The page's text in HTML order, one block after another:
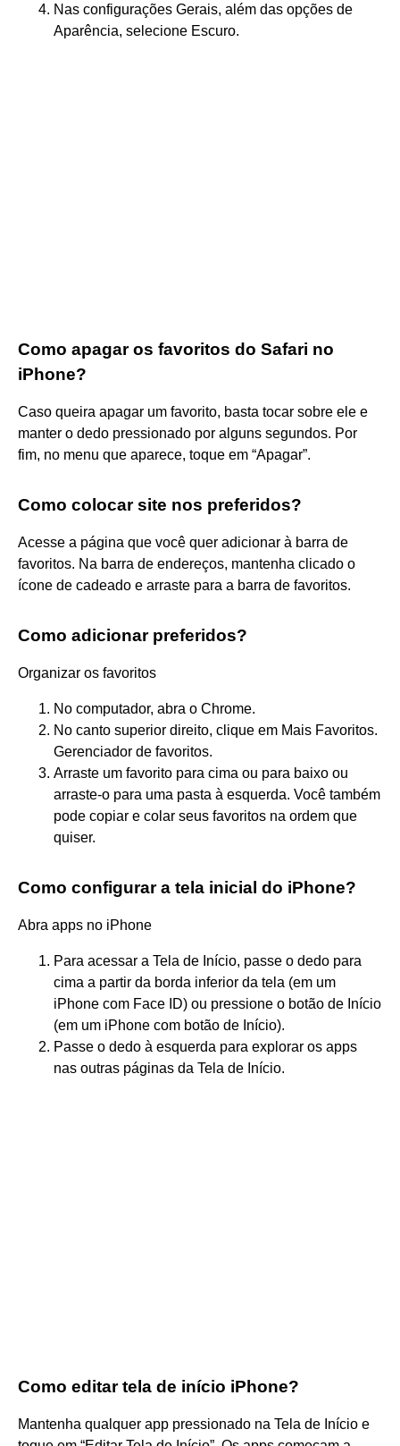
Nas configurações Gerais, além das opções de
Aparência, selecione Escuro.
Como apagar os favoritos do Safari no
iPhone?
Caso queira apagar um favorito, basta tocar sobre ele e
manter o dedo pressionado por alguns segundos. Por
fim, no menu que aparece, toque em “Apagar”.
Como colocar site nos preferidos?
Acesse a página que você quer adicionar à barra de
favoritos. Na barra de endereços, mantenha clicado o
ícone de cadeado e arraste para a barra de favoritos.
Como adicionar preferidos?
Organizar os favoritos
No computador, abra o Chrome.
No canto superior direito, clique em Mais Favoritos.
Gerenciador de favoritos.
Arraste um favorito para cima ou para baixo ou
arraste-o para uma pasta à esquerda. Você também
pode copiar e colar seus favoritos na ordem que
quiser.
Como configurar a tela inicial do iPhone?
Abra apps no iPhone
Para acessar a Tela de Início, passe o dedo para
cima a partir da borda inferior da tela (em um
iPhone com Face ID) ou pressione o botão de Início
(em um iPhone com botão de Início).
Passe o dedo à esquerda para explorar os apps
nas outras páginas da Tela de Início.
Como editar tela de início iPhone?
Mantenha qualquer app pressionado na Tela de Início e